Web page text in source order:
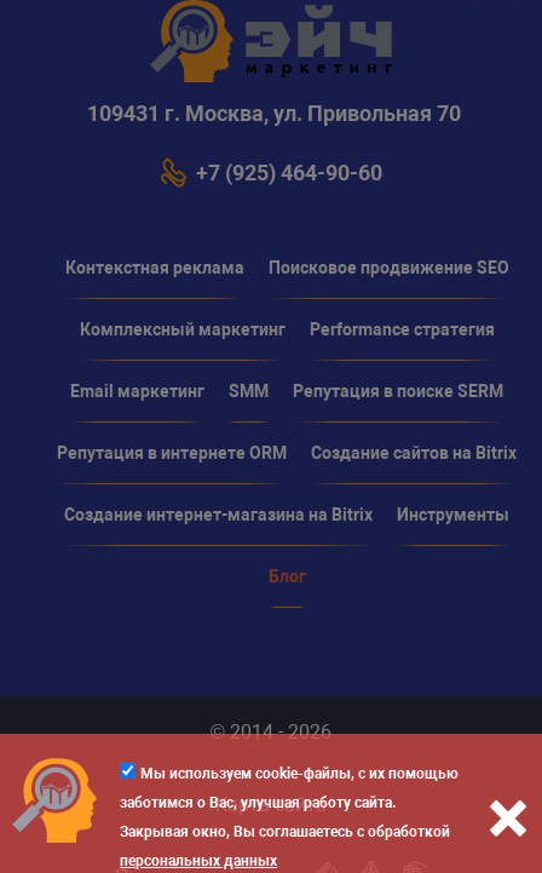
Мы используем cookie-файлы, с их помощью
заботимся о Вас, улучшая работу сайта.
Закрывая окно, Вы соглашаетесь с обработкой
персональных данных
109431 г. Москва, ул. Привольная 70
+7 (925) 464-90-60
Контекстная реклама Поисковое продвижение SEO
Комплексный маркетинг Performance стратегия
Email маркетинг SMM Репутация в поиске SERM
Репутация в интернете ORM Создание сайтов на Bitrix
Создание интернет-магазина на Bitrix Инструменты
Блог
© 2014 - 2026
Карта сайта